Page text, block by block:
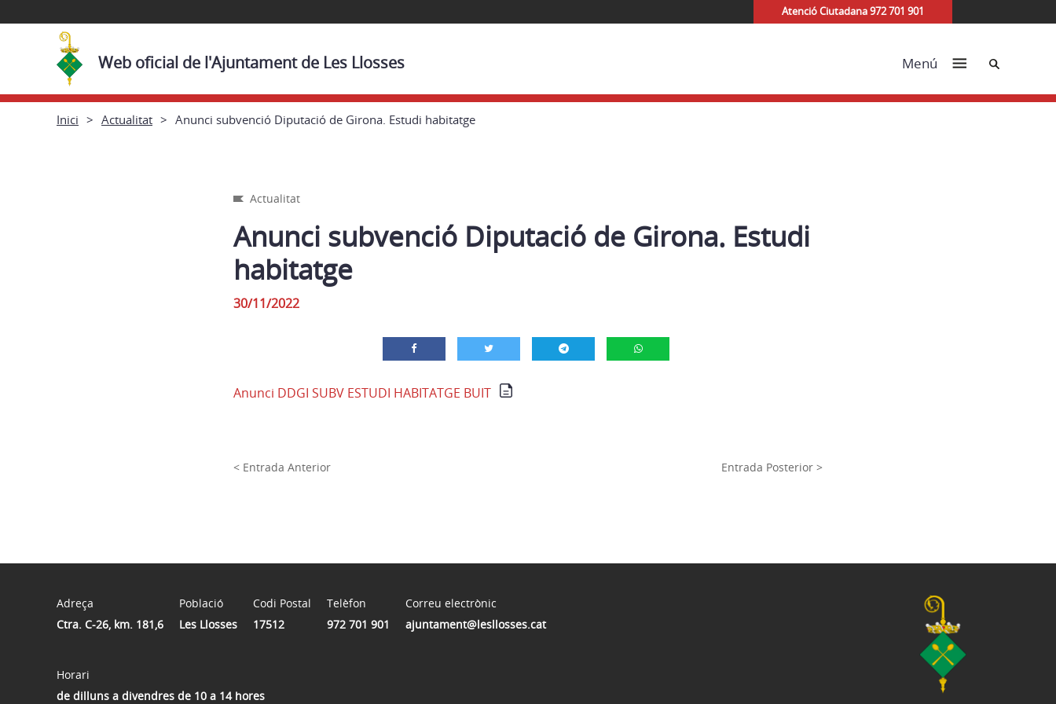
Atenció Ciutadana 972 701 901
Web oficial de l'Ajuntament de Les Llosses Menú Cerca
Inici Actualitat Anunci subvenció Diputació de Girona. Estudi habitatge
Actualitat
Anunci subvenció Diputació de Girona. Estudi
habitatge
30/11/2022
Anunci DDGI SUBV ESTUDI HABITATGE BUIT
< Entrada Anterior Entrada Posterior >
Adreça
Ctra. C-26, km. 181,6
Població
Les Llosses
Codi Postal
17512
Telèfon
972 701 901
Correu electrònic
ajuntament@lesllosses.cat
Horari
de dilluns a divendres de 10 a 14 hores